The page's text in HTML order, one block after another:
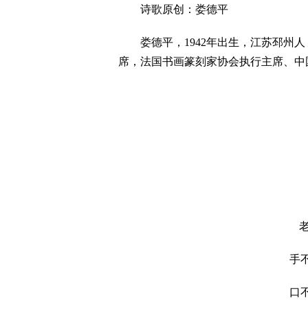
诗歌原创：娄德平
娄德平，1942年出生，江苏邳州人
席，法国书画篆刻家协会执行主席、
老
手不
口不